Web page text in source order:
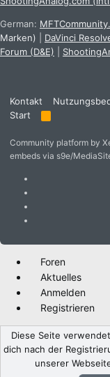
German:
Marken)
DaVinci
Forum (D&E)
Kontakt
Start
R
S
Community platform by
embeds via s9e/
Foren
Aktuelles
Anmelden
Registrieren
Diese Seite
dich nach der
unserer